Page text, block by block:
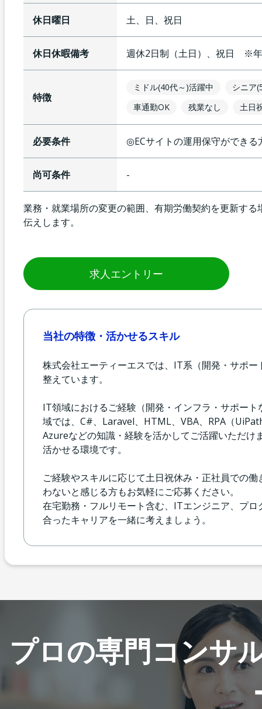
休日曜日 土、日、祝日
休日休暇備考 週休2日制（土日）、祝日 ※
特徴
ミドル(40代～)活躍中
シニア
車通勤OK
残業なし 土日
必要条件 ◎ECサイトの運用保守ができる
尚可条件 -
業務・就業場所の変更の範囲、有期労働契約を更新す
伝えします。
求人エントリー
当社の特徴・活かせるスキル
株式会社エーティーエスでは、IT系（開発・サポ
整えています。
IT領域におけるご経験（開発・インフラ・サポー
域では、C#、Laravel、HTML、VBA、RPA（
Azureなどの知識・経験を活かしてご活躍いただ
活かせる環境です。
ご経験やスキルに応じて土日祝休み・正社員での
わないと感じる方もお気軽にご応募ください。
在宅勤務・フルリモート含む、ITエンジニア、プ
合ったキャリアを一緒に考えましょう。
プロの専門コンサ